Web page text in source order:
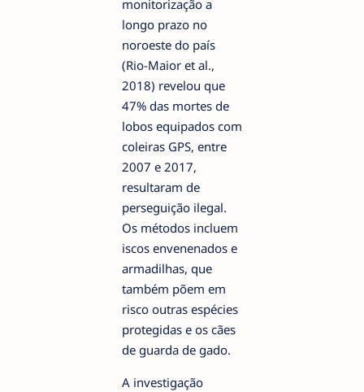
monitorização a
longo prazo no
noroeste do país
(Rio-Maior et al.,
2018) revelou que
47% das mortes de
lobos equipados com
coleiras GPS, entre
2007 e 2017,
resultaram de
perseguição ilegal.
Os métodos incluem
iscos envenenados e
armadilhas, que
também põem em
risco outras espécies
protegidas e os cães
de guarda de gado.
A investigação